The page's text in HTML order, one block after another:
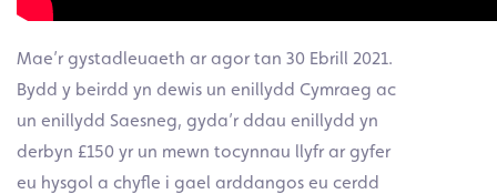
Mae’r gystadleuaeth ar agor tan 30 Ebrill 2021.
Bydd y beirdd yn dewis un enillydd Cymraeg ac
un enillydd Saesneg, gyda’r ddau enillydd yn
derbyn £150 yr un mewn tocynnau llyfr ar gyfer
eu hysgol a chyfle i gael arddangos eu cerdd